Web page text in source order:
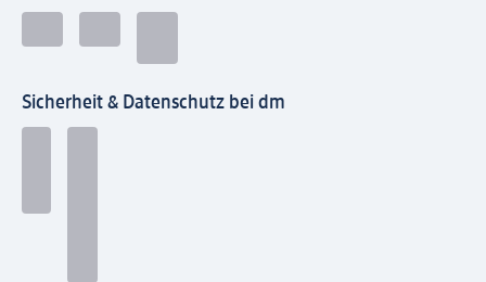
Sicherheit & Datenschutz bei dm